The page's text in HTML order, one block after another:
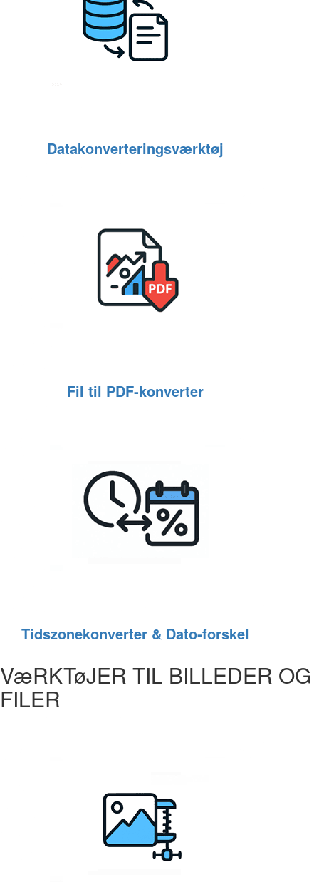
Datakonverteringsværktøj
Fil til PDF‑konverter
Tidszonekonverter & Dato‑forskel
VæRKTøJER TIL BILLEDER OG
FILER